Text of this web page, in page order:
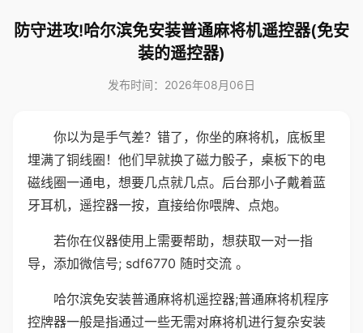
防守进攻!哈尔滨免安装普通麻将机遥控器(免安
装的遥控器)
发布时间：2026年08月06日
你以为是手气差？错了，你坐的麻将机，底板里
埋满了铜线圈！他们早就换了磁力骰子，桌板下的电
磁线圈一通电，想要几点就几点。后台那小子戴着蓝
牙耳机，遥控器一按，直接给你喂牌、点炮。
若你在仪器使用上需要帮助，想获取一对一指
导，添加微信号; sdf6770 随时交流 。
哈尔滨免安装普通麻将机遥控器;普通麻将机程序
控牌器一般是指通过一些无需对麻将机进行复杂安装